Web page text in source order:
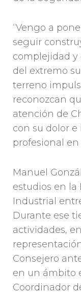
“Vengo a
seguir
complejidad y
del extremo
terreno
reconozcan
atención de
con su dolor e
profesional
Manuel
estudios en la
Industrial
Durante ese
actividades,
Consejero
en un ámbito
Coordinador